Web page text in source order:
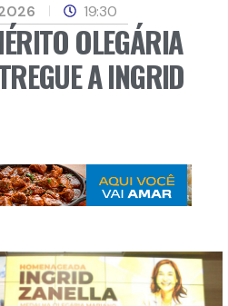
19:30
OLEGÁRIA
A INGRID